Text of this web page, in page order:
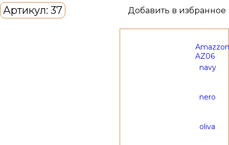
Артикул: 37 Добавить в избранное
AZ06
navy
nero
oliva